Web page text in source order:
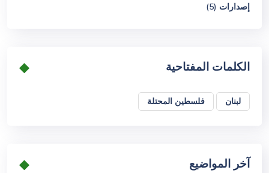
إصدارات (5)
الكلمات المفتاحية
لبنان فلسطين المحتلة
آخر المواضيع